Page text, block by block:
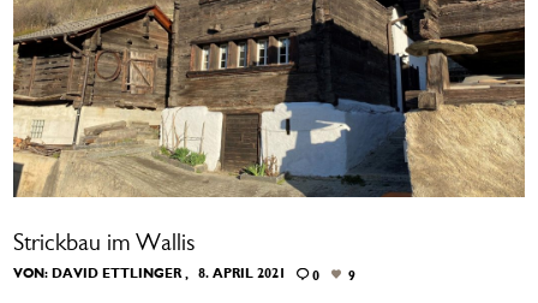
Strickbau im Wallis
VON: DAVID ETTLINGER 8. APRIL 2021 0 9